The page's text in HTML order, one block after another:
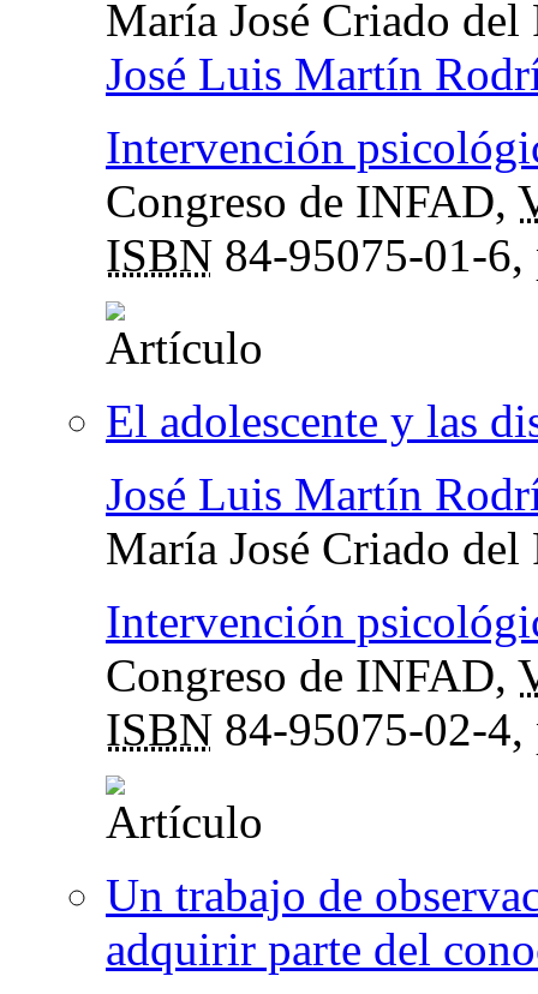
María José Criado
José Luis Martín
Intervención
Congreso de INFAD,
ISBN 84-95075-01-6,
El adolescente y las
José Luis Martín
María José Criado del
Intervención
Congreso de INFAD,
ISBN 84-95075-02-4,
Un trabajo de
adquirir parte del